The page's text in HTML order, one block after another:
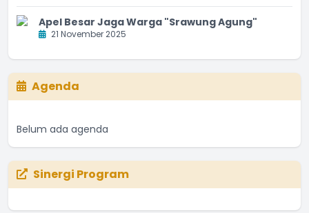
Apel Besar Jaga Warga "Srawung Agung"
21 November 2025
Agenda
Belum ada agenda
Sinergi Program